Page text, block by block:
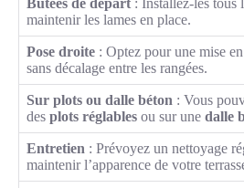
Butées de départ : Installez-les tous
maintenir les lames en place.
Pose droite : Optez pour une mise
sans décalage entre les rangées.
Sur plots ou dalle béton : Vous
des plots réglables ou sur une dalle
Entretien : Prévoyez un nettoyage
maintenir l’apparence de votre